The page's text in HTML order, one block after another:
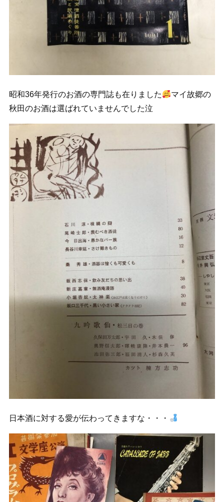
昭和36年発行のお酒の専門誌も在りました
マイ故郷の
秋田のお酒は選ばれていませんでした泣
日本酒に対する愛が伝わってきますな・・・